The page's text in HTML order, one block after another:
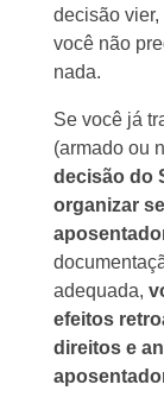
decisão
você não
nada.
Se você já
(armado ou
decisão do
organizar
adequada,
efeitos
direitos e